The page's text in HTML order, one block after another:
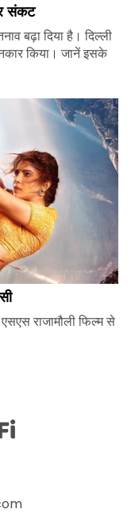
संकट
बढ़ा दिया है। दिल्ली
किया। जानें इसके
राजामौली फिल्म से